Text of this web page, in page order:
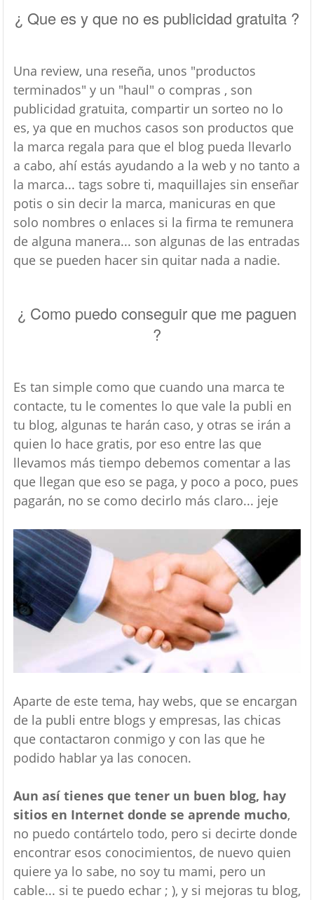
¿ Que es y que no es publicidad gratuita ?
Una review, una reseña, unos "productos
terminados" y un "haul" o compras , son
publicidad gratuita, compartir un sorteo no lo
es, ya que en muchos casos son productos que
la marca regala para que el blog pueda llevarlo
a cabo, ahí estás ayudando a la web y no tanto a
la marca... tags sobre ti, maquillajes sin enseñar
potis o sin decir la marca, manicuras en que
solo nombres o enlaces si la firma te remunera
de alguna manera... son algunas de las entradas
que se pueden hacer sin quitar nada a nadie.
¿ Como puedo conseguir que me paguen
?
Es tan simple como que cuando una marca te
contacte, tu le comentes lo que vale la publi en
tu blog, algunas te harán caso, y otras se irán a
quien lo hace gratis, por eso entre las que
llevamos más tiempo debemos comentar a las
que llegan que eso se paga, y poco a poco, pues
pagarán, no se como decirlo más claro... jeje
Aparte de este tema, hay webs, que se encargan
de la publi entre blogs y empresas, las chicas
que contactaron conmigo y con las que he
podido hablar ya las conocen.
Aun así tienes que tener un buen blog, hay
sitios en Internet donde se aprende mucho,
no puedo contártelo todo, pero si decirte donde
encontrar esos conocimientos, de nuevo quien
quiere ya lo sabe, no soy tu mami, pero un
cable... si te puedo echar ; ), y si mejoras tu blog,